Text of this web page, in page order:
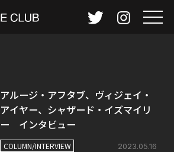
アルージ・アフタブ、ヴィジェイ・
アイヤー、シャザード・イズマイリ
ー インタビュー
COLUMN/INTERVIEW 2023.05.16